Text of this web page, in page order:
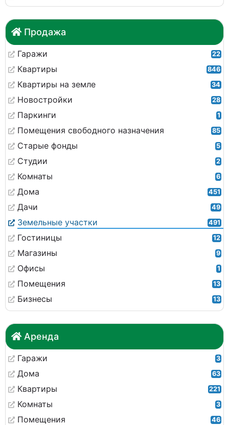
Продажа
Гаражи 22
Квартиры 846
Квартиры на земле 34
Новостройки 28
Паркинги 1
Помещения свободного назначения 85
Старые фонды 5
Студии 2
Комнаты 6
Дома 451
Дачи 49
Земельные участки 491
Гостиницы 12
Магазины 9
Офисы 1
Помещения 13
Бизнесы 13
Аренда
Гаражи 3
Дома 63
Квартиры 221
Комнаты 3
Помещения 46